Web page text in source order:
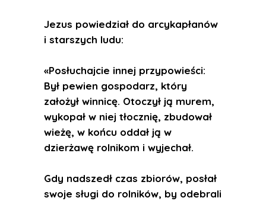
Jezus powiedział do arcykapłanów
i starszych ludu:
«Posłuchajcie innej przypowieści:
Był pewien gospodarz, który
założył winnicę. Otoczył ją murem,
wykopał w niej tłocznię, zbudował
wieżę, w końcu oddał ją w
dzierżawę rolnikom i wyjechał.
Gdy nadszedł czas zbiorów, posłał
swoje sługi do rolników, by odebrali